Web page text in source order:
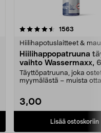
1563
Hiilihapotuslaitteet &
Hiilihappopatruuna
vaihto Wassermaxx,
Täyttöpatruuna, joka
myymälästä – muista
3,00
Lisää ostoskoriin
4.5viidestä